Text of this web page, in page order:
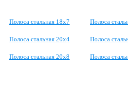
Полоса стальная 18х7 Полоса
Полоса стальная 20х4 Полоса
Полоса стальная 20х8 Полоса